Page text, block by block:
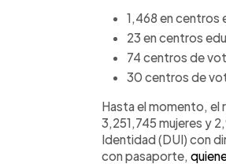
1,468 en centros
23 en centros
74 centros de
30 centros de
Hasta el momento,
3,251,745 mujeres y
Identidad (DUI) con
con pasaporte,